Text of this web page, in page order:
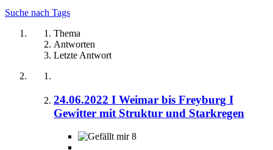
Suche nach Tags
Thema
Antworten
Letzte Antwort
24.06.2022 I Weimar bis Freyburg I
Gewitter mit Struktur und Starkregen
8